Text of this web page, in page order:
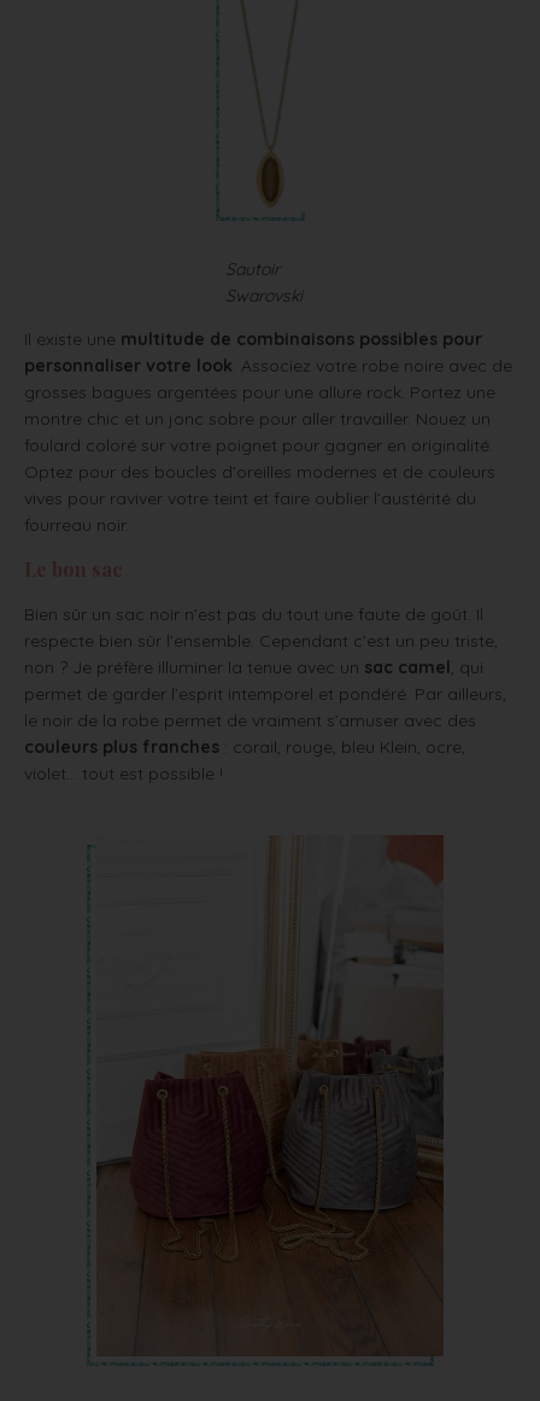
Sautoir
Swarovski
Il existe une multitude de combinaisons possibles pour
personnaliser votre look . Associez votre robe noire avec de
grosses bagues argentées pour une allure rock. Portez une
montre chic et un jonc sobre pour aller travailler. Nouez un
foulard coloré sur votre poignet pour gagner en originalité.
Optez pour des boucles d’oreilles modernes et de couleurs
vives pour raviver votre teint et faire oublier l’austérité du
fourreau noir.
Bien sûr un sac noir n’est pas du tout une faute de goût. Il
respecte bien sûr l’ensemble. Cependant c’est un peu triste,
non ? Je préfère illuminer la tenue avec un sac camel
, qui
permet de garder l’esprit intemporel et pondéré. Par ailleurs,
le noir de la robe permet de vraiment s’amuser avec des
couleurs plus franches : corail, rouge, bleu Klein, ocre,
violet… tout est possible !